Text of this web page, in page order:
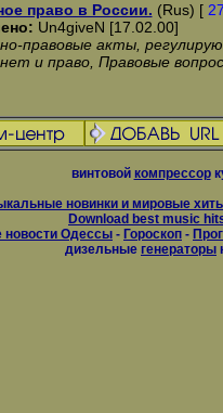
право в России. (Rus) [
Un4giveN [17.02.00]
правовые акты,
и право, Правовые
винтовой компрессор
новинки и мировые
Download best music
новости Одессы - Гороскоп -
дизельные генераторы